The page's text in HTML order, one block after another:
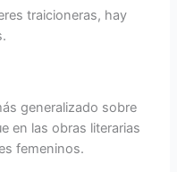
traicioneras, hay
generalizado sobre
en las obras literarias
femeninos.